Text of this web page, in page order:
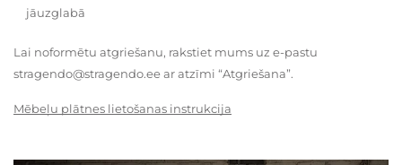
jāuzglabā
Lai noformētu atgriešanu, rakstiet mums uz e-pastu
stragendo@stragendo.ee ar atzīmi “Atgriešana”.
Mēbeļu plātnes lietošanas instrukcija